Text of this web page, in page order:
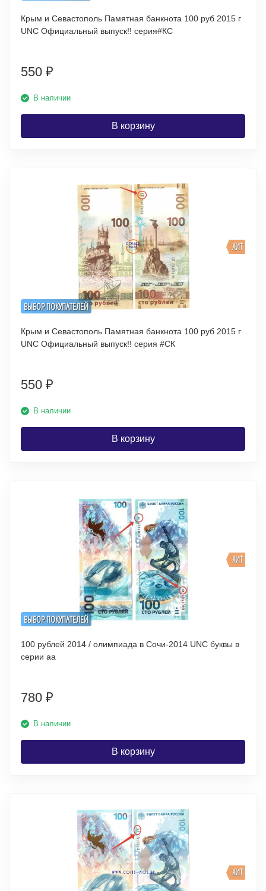
Крым и Севастополь Памятная банкнота 100 руб 2015 г
UNC Официальный выпуск!! серия#КС
550 ₽
В наличии
В корзину
ВЫБОР ПОКУПАТЕЛЕЙ
ХИТ
Крым и Севастополь Памятная банкнота 100 руб 2015 г
UNC Официальный выпуск!! серия #СК
550 ₽
В наличии
В корзину
ВЫБОР ПОКУПАТЕЛЕЙ
ХИТ
100 рублей 2014 / олимпиада в Сочи-2014 UNC буквы в
серии аа
780 ₽
В наличии
В корзину
ХИТ